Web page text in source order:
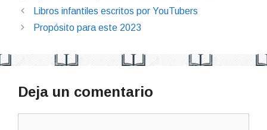
Libros infantiles escritos por YouTubers
Propósito para este 2023
Deja un comentario